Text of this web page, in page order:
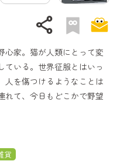
share
心家。猫が人類にとって変
ている。世界征服とはいっ
人を傷つけるようなことは
れて、今日もどこかで野望
貨